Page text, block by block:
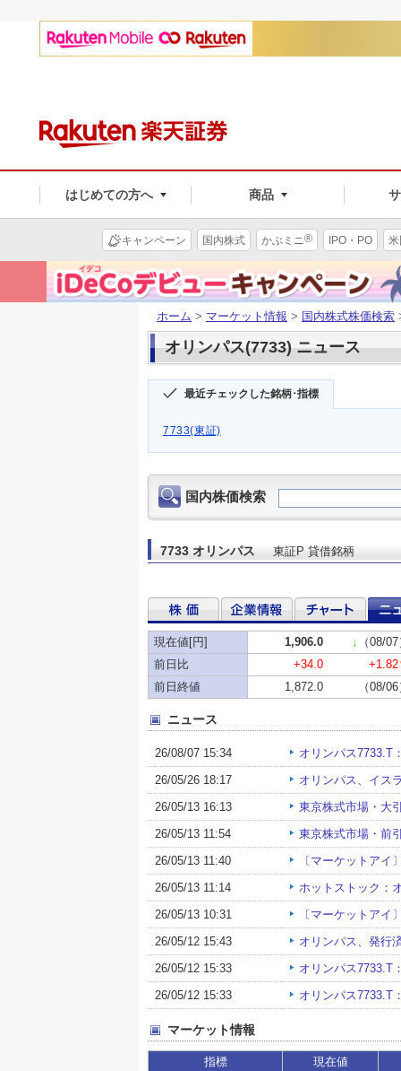
はじめての方へ 商品
キャンペーン 国内株式 かぶミニ® IPO・PO
ホーム > マーケット情報 > 国内株式株価検索
オリンパス(7733) ニュース
最近チェックした銘柄･指標
7733(東証)